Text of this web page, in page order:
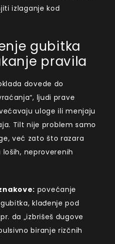
izlaganje kod
gubitka
pravila
dovede do
ljudi prave
uloge ili menjaju
Tilt nije problem samo
već zato što razara
neproverenih
povećanje
klađenje pod
da „izbrišeš dugove
biranje rizčnih